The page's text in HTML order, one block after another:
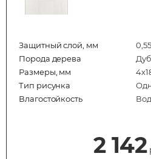
Защитный слой, мм
0,55
Порода дерева
Дуб
Размеры, мм
Тип рисунка
Влагостойкость
2 142